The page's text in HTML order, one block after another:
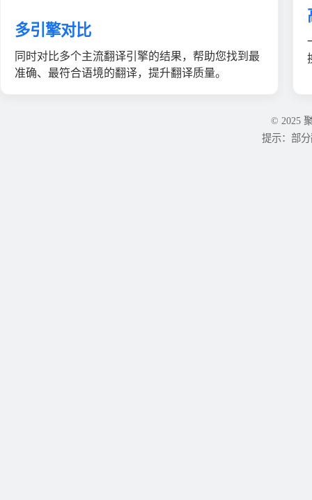
多引擎对比
同时对比多个主流翻译引擎的结果，帮助您找到最
准确、最符合语境的翻译，提升翻译质量。
© 2025
提示：部